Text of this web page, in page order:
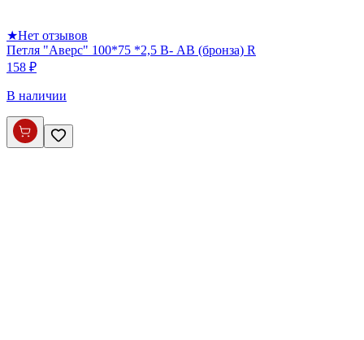
★Нет отзывов
Петля "Аверс" 100*75 *2,5 B- АВ (бронза) R
158 ₽
В наличии